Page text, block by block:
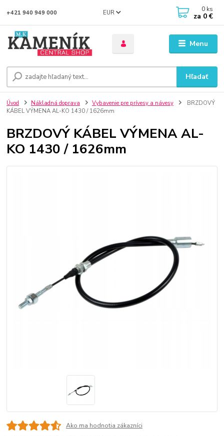
Menu
EUR
Hľadať
+421 940 949 000 0 ks
za 0 €
Úvod Nákladná doprava Vybavenie pre prívesy a návesy
BRZDOVÝ
KÁBEL VÝMENA AL-KO 1430 / 1626mm
BRZDOVÝ KÁBEL VÝMENA AL-
KO 1430 / 1626mm
Ako ma hodnotia zákazníci